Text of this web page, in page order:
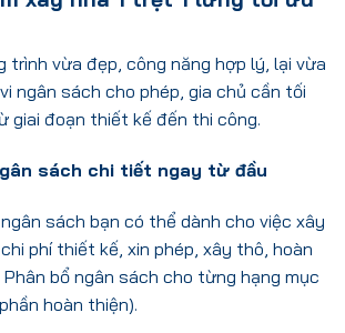
trình vừa đẹp, công năng hợp lý, lại vừa
ngân sách cho phép, gia chủ cần tối
giai đoạn thiết kế đến thi công.
sách chi tiết ngay từ đầu
sách bạn có thể dành cho việc xây
phí thiết kế, xin phép, xây thô, hoàn
bổ ngân sách cho từng hạng mục
hoàn thiện).